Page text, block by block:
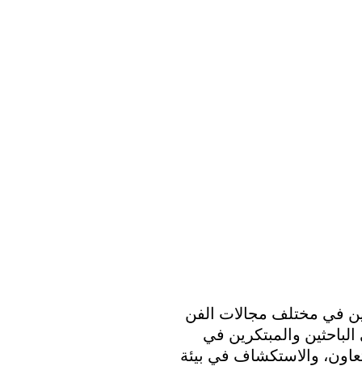
في مختلف مجالات الفن
والمبتكرين في
والاستكشاف في بيئة